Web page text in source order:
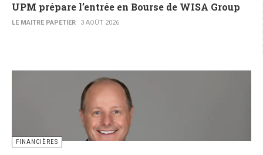
UPM prépare l’entrée en Bourse de WISA Group
LE MAITRE PAPETIER 3 AOÛT 2026
FINANCIÈRES